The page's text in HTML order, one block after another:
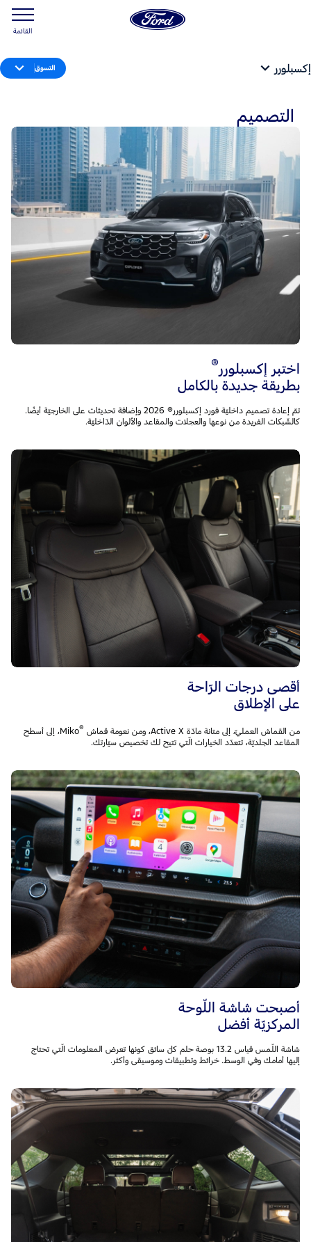
القائمة
إكسبلورر التسوق
التصميم
اختبر إكسبلورر®
بطريقة جديدة بالكامل
تمّ إعادة تصميم داخليّة فورد إكسبلورر® 2026 وإضافة تحديثات على الخارجيّة أيضًا.
كالشّبكات الفريدة من نوعها والعجلات والمقاعد والألوان الدّاخليّة.
أقصى درجات الرّاحة
على الإطلاق
من القماش العمليّ، إلى متانة مادّة Active X، ومن نعومة قماش Miko ®
‎، إلى أسطح
المقاعد الجلديّة، تتعدّد الخيارات الّتي تتيح لك تخصيص سيّارتك.
أصبحت شاشة اللّوحة
المركزيّة أفضل
شاشة اللّمس قياس 13.2 بوصة حلم كلّ سائق كونها تعرض المعلومات الّتي تحتاج
إليها أمامك وفي الوسط. خرائط وتطبيقات وموسيقى وأكثر.